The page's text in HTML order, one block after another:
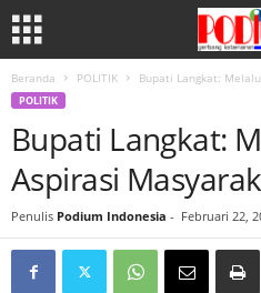
Beranda POLITIK Bupati Langkat:
POLITIK
Bupati Langkat:
Aspirasi
Penulis Podium Indonesia - Februari 22,